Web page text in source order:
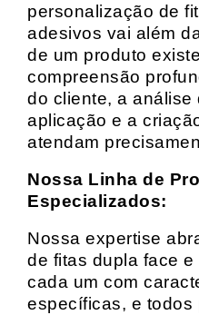
personalização de
adesivos vai além
de um produto
compreensão
do cliente, a análise
aplicação e a
atendam
Nossa Linha de
Especializados:
Nossa expertise
de fitas dupla face
cada um com
específicas, e todos